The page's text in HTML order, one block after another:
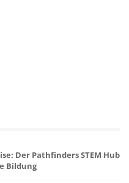
Der Pathfinders STEM Hub
Bildung